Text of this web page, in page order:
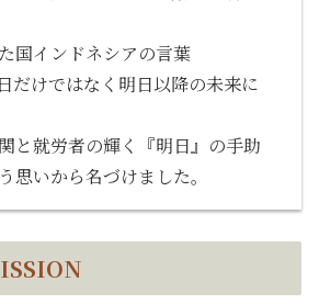
国インドネシアの言葉
だけではなく明日以降の未来に
と就労者の輝く『明日』の手助
思いから名づけました。